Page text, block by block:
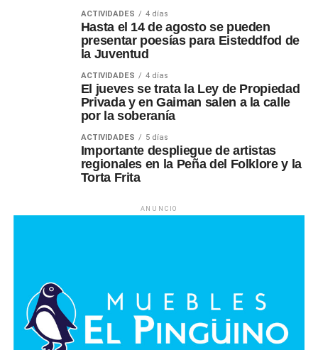
ACTIVIDADES 4 días
Hasta el 14 de agosto se pueden
presentar poesías para Eisteddfod de
la Juventud
ACTIVIDADES 4 días
El jueves se trata la Ley de Propiedad
Privada y en Gaiman salen a la calle
por la soberanía
ACTIVIDADES 5 días
Importante despliegue de artistas
regionales en la Peña del Folklore y la
Torta Frita
ANUNCIO